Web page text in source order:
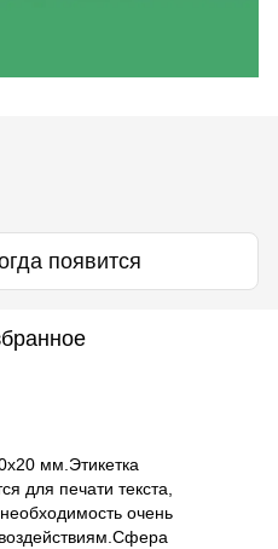
появится
мм.Этикетка
для печати текста,
очень